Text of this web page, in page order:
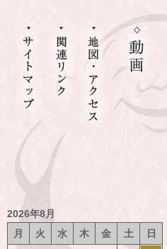
2026年8月
月
火 水 木 金 土
日